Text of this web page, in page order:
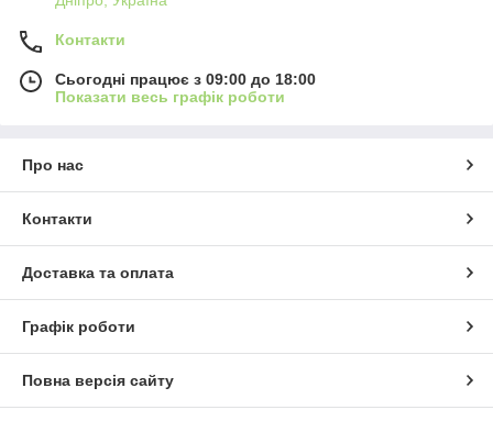
Контакти
Сьогодні працює з 09:00 до 18:00
Показати весь графік роботи
Про нас
Контакти
Доставка та оплата
Графік роботи
Повна версія сайту